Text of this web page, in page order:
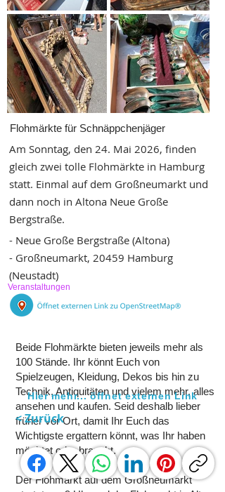
Flohmärkte für Schnäppchenjäger
Am Sonntag, den 24. Mai 2026, finden
gleich zwei tolle Flohmärkte in Hamburg
statt. Einmal auf dem Großneumarkt und
dann noch in Altona Neue Große
Bergstraße.
Veranstaltungen
- Neue Große Bergstraße (Altona)
- Großneumarkt, 20459 Hamburg
(Neustadt)
Beide Flohmärkte bieten jeweils mehr als
100 Stände. Ihr könnt Euch von
Spielzeugen, Kleidung, Dekos bis hin zu
Technik, Antiquitäten und vielem mehr, alles
ansehen und kaufen. Seid deshalb lieber
früher vor Ort, damit Ihr Euch das
Wichtigste ergattern könnt, was Ihr haben
möchtet oder braucht.
Der Flohmarkt auf dem Großneumarkt
Hier mehr... öffnet externen Link
< Zurück